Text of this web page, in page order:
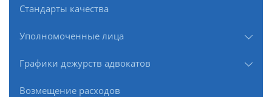
Стандарты качества
Уполномоченные лица
Графики дежурств адвокатов
Возмещение расходов